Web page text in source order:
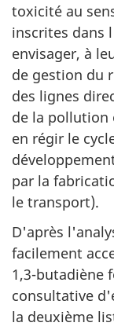
toxicité au
inscrites dans
envisager, à
de gestion du
des lignes
de la pollution
en régir le
par la
le transport).
D'après
facilement
1,3-butadiène
consultative
la deuxième